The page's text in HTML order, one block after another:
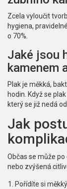
Zcela vyloučit
hygiena,
o 70%.
Jaké jsou
kamenem
Plak je měkká,
hodin. Když se
který se již nedá
Jak
Občas se může
nebo zvýšená
Pořídíte si